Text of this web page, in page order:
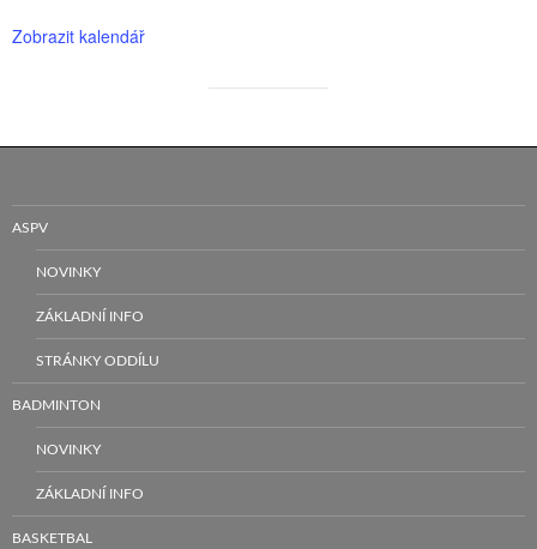
Zobrazit kalendář
ASPV
NOVINKY
ZÁKLADNÍ INFO
STRÁNKY ODDÍLU
BADMINTON
NOVINKY
ZÁKLADNÍ INFO
BASKETBAL